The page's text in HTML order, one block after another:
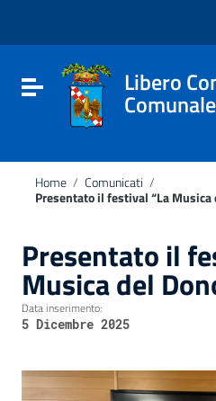
sito
include
Vai al footer
Attiva / disattiva laLibero
Home / Comunicati /
Presentato il festival “La Musica
Presentato il
Musica del
Data inserimento:
5 Dicembre 2025